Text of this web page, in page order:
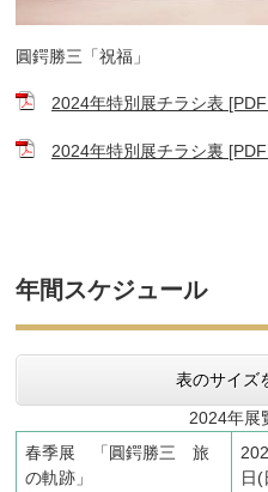
圓鍔勝三「祝福」
2024年特別展チラシ表
2024年特別展チラシ裏
年間スケジュール
表のサイズ
2024年展
春季展 「圓鍔勝三 旅
の軌跡」
日(